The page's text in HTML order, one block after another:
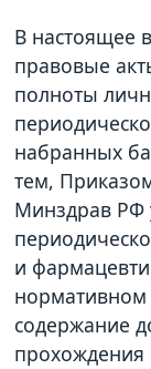
В настоящее
правовые
полноты
набранных
тем,
Минздрав РФ
и
нормативном
содержание